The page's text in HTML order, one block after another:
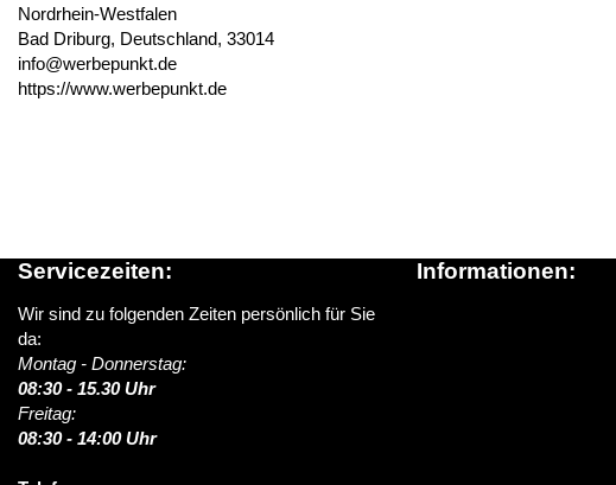
Nordrhein-Westfalen
Bad Driburg, Deutschland, 33014
info@werbepunkt.de
https://www.werbepunkt.de
Servicezeiten:
Wir sind zu folgenden Zeiten persönlich für Sie
da:
Montag - Donnerstag:
08:30 - 15.30 Uhr
Freitag:
08:30 - 14:00 Uhr
Informationen: